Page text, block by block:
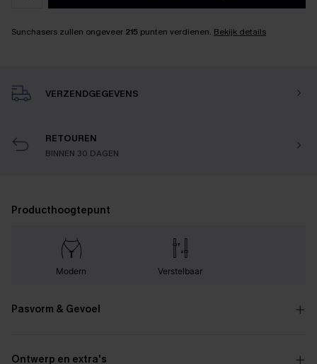
Sunchasers zullen ongeveer 215 punten verdienen. Bekijk details
VERZENDGEGEVENS
RETOUREN
BINNEN 30 DAGEN
Producthoogtepunt
Modern Verstelbaar
Pasvorm & Gevoel
Ontwerp en extra's